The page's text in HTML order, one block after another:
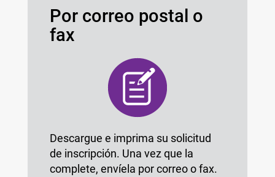
Por correo postal o
fax
Descargue e imprima su solicitud
de inscripción. Una vez que la
complete, envíela por correo o fax.